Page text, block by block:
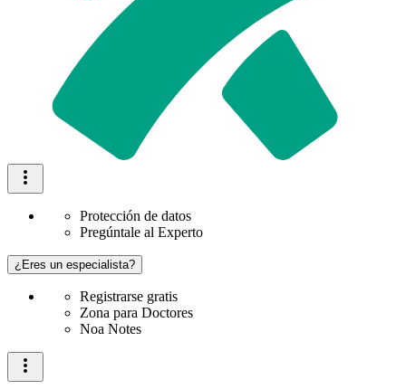
Protección de datos
Pregúntale al Experto
¿Eres un especialista?
Registrarse gratis
Zona para Doctores
Noa Notes